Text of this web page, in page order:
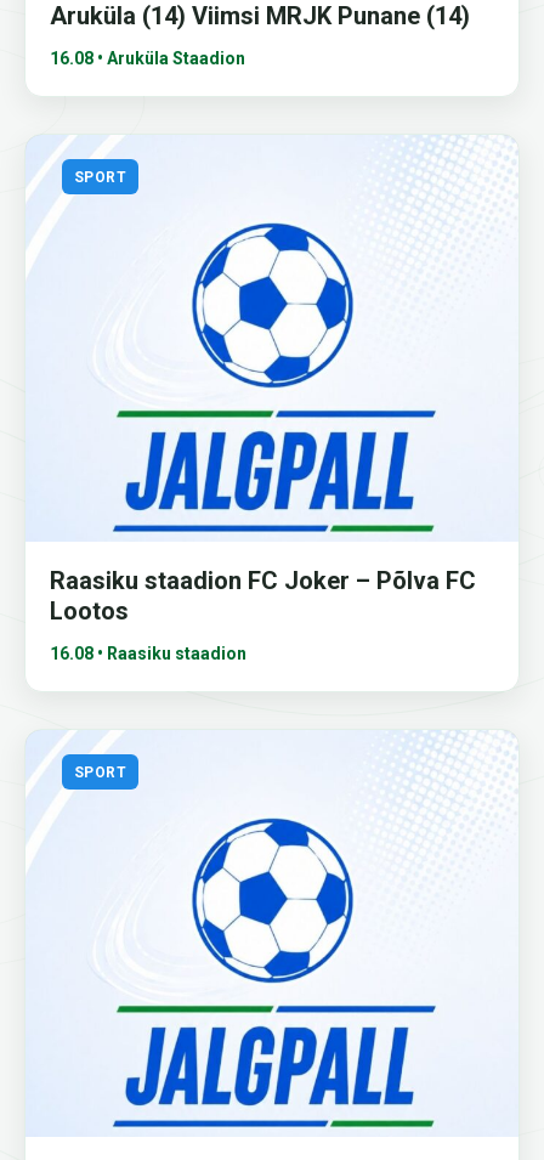
Aruküla (14) Viimsi MRJK Punane (14)
16.08 • Aruküla Staadion
SPORT
Raasiku staadion FC Joker – Põlva FC
Lootos
16.08 • Raasiku staadion
SPORT